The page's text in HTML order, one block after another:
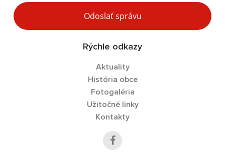
Odoslať správu
Rýchle odkazy
Aktuality
História obce
Fotogaléria
Užitočné linky
Kontakty